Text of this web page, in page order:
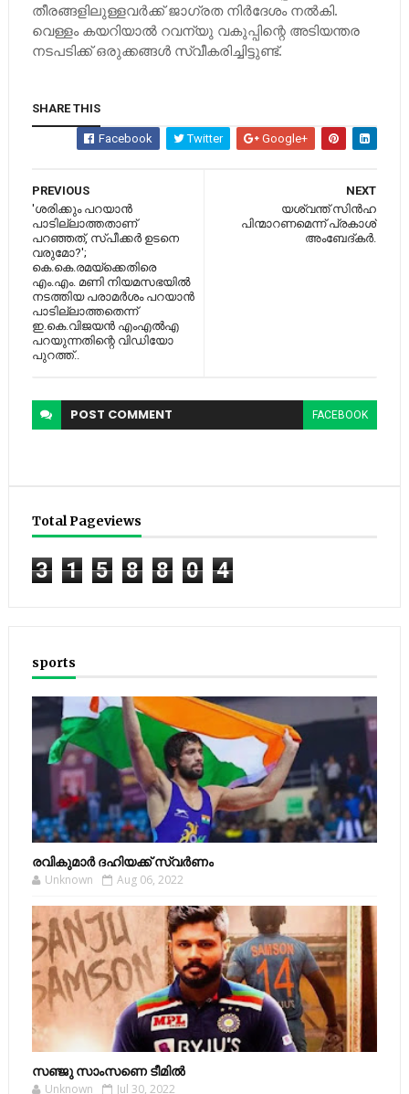
തീരങ്ങളിലുള്ളവര്‍ക്ക് ജാഗ്രത നിര്‍ദേശം നല്‍കി.
വെള്ളം കയറിയാല്‍ റവന്യു വകുപ്പിന്റെ അടിയന്തര
നടപടിക്ക് ഒരുക്കങ്ങള്‍ സ്വീകരിച്ചിട്ടുണ്ട്.
SHARE THIS
Facebook Twitter Google+
NEXT
യശ്വന്ത് സിന്‍ഹ
പിന്മാറണമെന്ന് പ്രകാശ്
അംബേദ്കര്‍.
PREVIOUS
'ശരിക്കും പറയാന്‍
പാടില്ലാത്തതാണ്
പറഞ്ഞത്, സ്പീക്കര്‍ ഉടനെ
വരുമോ?';
കെ.കെ.രമയ്ക്കെതിരെ
എം.എം. മണി നിയമസഭയില്‍
നടത്തിയ പരാമര്‍ശം പറയാന്‍
പാടില്ലാത്തതെന്ന്
ഇ.കെ.വിജയന്‍ എംഎല്‍എ
പറയുന്നതിന്റെ വിഡിയോ
പുറത്ത്..
POST COMMENT FACEBOOK
Total Pageviews
3 1 5 8 8 0 4
sports
രവികുമാര്‍ ദഹിയക്ക് സ്വര്‍ണം
Unknown Aug 06, 2022
സഞ്ജു സാംസണെ ടീമില്‍
Unknown Jul 30, 2022